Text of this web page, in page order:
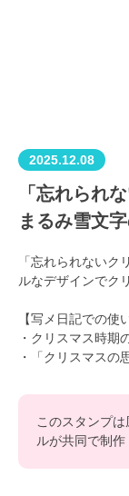
2025.12.08
「忘れられ
まるみ雪文
「忘れられない
ルなデザインでク
【写メ日記での使
・クリスマス時期
・「クリスマス
このスタンプ
ルが共同で制作